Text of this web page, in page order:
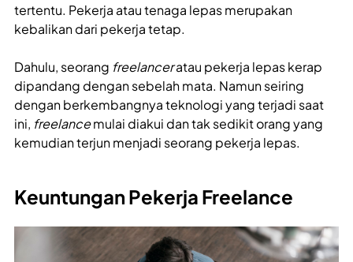
tertentu. Pekerja atau tenaga lepas merupakan
kebalikan dari pekerja tetap.
Dahulu, seorang freelanceratau pekerja lepas kerap
dipandang dengan sebelah mata. Namun seiring
dengan berkembangnya teknologi yang terjadi saat
ini, freelancemulai diakui dan tak sedikit orang yang
kemudian terjun menjadi seorang pekerja lepas.
Keuntungan Pekerja Freelance